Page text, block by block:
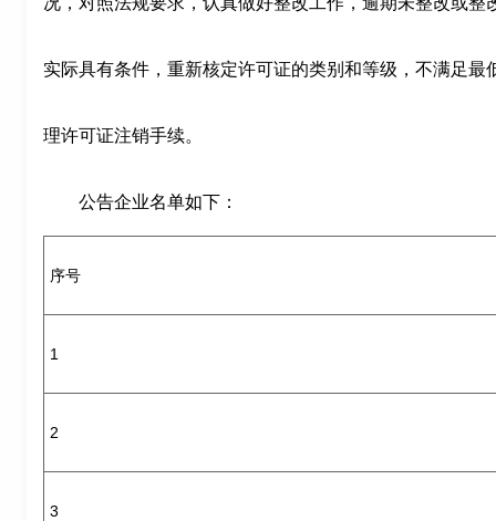
实际具有条件，重新核定许可证的类别和等级，不满足
理许可证注销手续。
公告企业名单如下：
序号
1
2
3